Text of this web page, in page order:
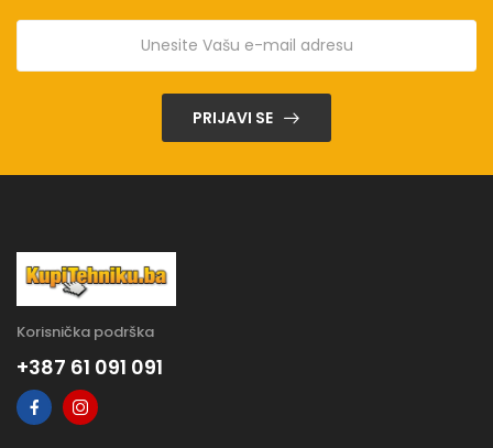
PRIJAVI SE
Korisnička podrška
+387 61 091 091